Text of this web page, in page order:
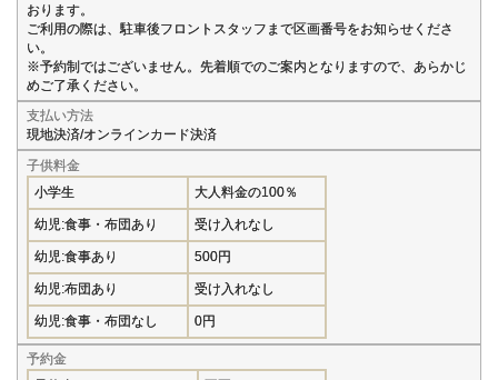
おります。
ご利用の際は、駐車後フロントスタッフまで区画番号をお知らせくださ
い。
※予約制ではございません。先着順でのご案内となりますので、あらかじ
めご了承ください。
支払い方法
現地決済/オンラインカード決済
子供料金
小学生
大人料金の100％
幼児:食事・布団あり 受け入れなし
幼児:食事あり 500円
幼児:布団あり 受け入れなし
幼児:食事・布団なし 0円
予約金